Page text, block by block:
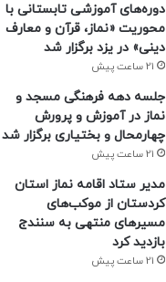
دوره‌های آموزشی تابستانی با
محوریت «نماز، قرآن و معارف
دینی» در یزد برگزار شد
21 ساعت پیش
جلسه دهه فرهنگی مسجد و
نماز در آموزش و پرورش
چهارمحال و بختیاری برگزار شد
21 ساعت پیش
مدیر ستاد اقامه نماز استان
کردستان از موکب‌های
مسیرهای منتهی به سنندج
بازدید کرد
21 ساعت پیش